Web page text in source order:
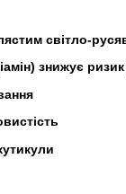
світло-
знижує ризик